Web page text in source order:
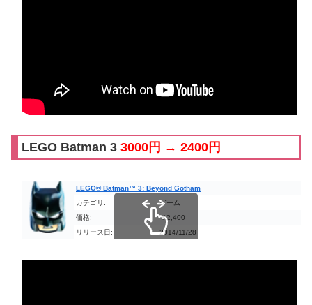
LEGO Batman 3 3000円 → 2400円
LEGO® Batman™ 3: Beyond Gotham
カテゴリ:
ゲーム
価格:
￥2,400
リリース日:
2014/11/28